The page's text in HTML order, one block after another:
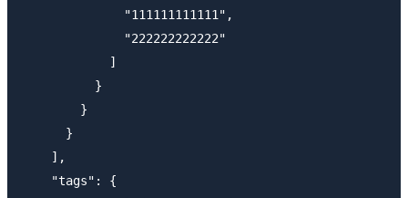
              "111111111111",
              "222222222222"
            ]
          }
        }
      }
    ],
    "tags": {